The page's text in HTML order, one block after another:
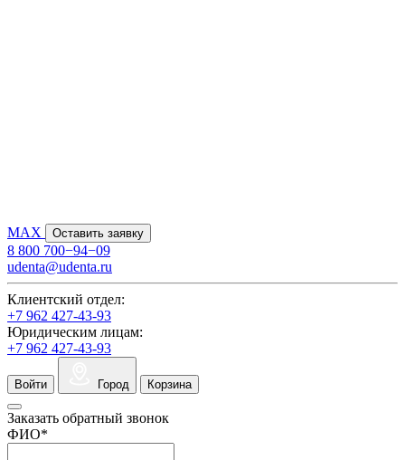
MAX Оставить заявку
8 800 700−94−09
udenta@udenta.ru
Клиентский отдел:
+7 962 427-43-93
Юридическим лицам:
+7 962 427-43-93
Войти Город Корзина
Заказать обратный звонок
ФИО*